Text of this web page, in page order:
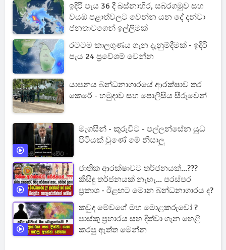
ඉදිරි පැය 36 දී බස්නාහිර, සබරගමුව සහ
වයඹ පළාත්වලට වෙන්න යන දේ දන්වා
ජනතාවගෙන් ඉල්ලීමක්
රටටම කාලගුණය ගැන දැනුම්දීමක් - ඉදිරි
පැය 24 ප්‍රවේශම් වෙන්න
යාපනය බන්ධනාගාරයේ ආරක්ෂාව තර
කෙරේ - හමුදාව සහ පොලිසිය සීරුවෙන්
මැගසින් - කුරුවිට - පල්ලන්සේන යුධ
පිටියක් වුණේ මේ නිසාලු
ජාතික ආරක්ෂාවට තර්ජනයක්...???
කිසිඳු තර්ජනයක් නැහැ... පරස්පර
ප්‍රකාශ - ඊළඟට මොන බන්ධනාගාරය ද?
කවුද මේවගේ මහ මොළකරුවෝ ?
පාස්කු ප්‍රහාරය සහ දිත්වා ගැන හෙළි
කරපු ඇත්ත මෙන්න